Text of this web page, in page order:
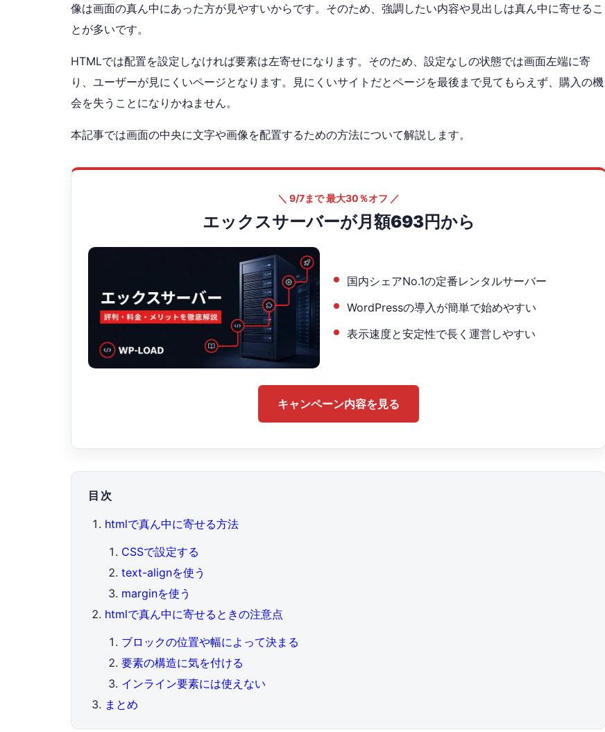
像は画面の真ん中にあった方が見やすいからです。そのため、強調したい内容や見出しは真ん中に寄せるこ
とが多いです。
HTMLでは配置を設定しなければ要素は左寄せになります。そのため、設定なしの状態では画面左端に寄
り、ユーザーが見にくいページとなります。見にくいサイトだとページを最後まで見てもらえず、購入の機
会を失うことになりかねません。
本記事では画面の中央に文字や画像を配置するための方法について解説します。
＼ 9/7まで 最大30％オフ ／
エックスサーバーが月額693円から
国内シェアNo.1の定番レンタルサーバー
WordPressの導入が簡単で始めやすい
表示速度と安定性で長く運営しやすい
キャンペーン内容を見る
目次
htmlで真ん中に寄せる方法
CSSで設定する
text-alignを使う
marginを使う
htmlで真ん中に寄せるときの注意点
ブロックの位置や幅によって決まる
要素の構造に気を付ける
インライン要素には使えない
まとめ